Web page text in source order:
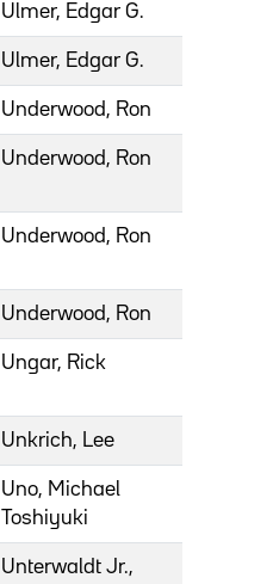
Ulmer, Edgar G.
Ulmer, Edgar G.
Underwood, Ron
Underwood, Ron
Underwood, Ron
Underwood, Ron
Ungar, Rick
Unkrich, Lee
Uno, Michael
Toshiyuki
Unterwaldt Jr.,